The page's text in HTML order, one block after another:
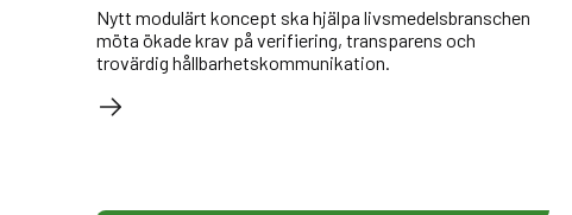
Nytt modulärt koncept ska hjälpa livsmedelsbranschen
möta ökade krav på verifiering, transparens och
trovärdig hållbarhetskommunikation.